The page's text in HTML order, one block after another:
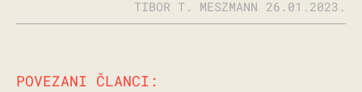
TIBOR T. MESZMANN 26.01.2023.
POVEZANI ČLANCI: